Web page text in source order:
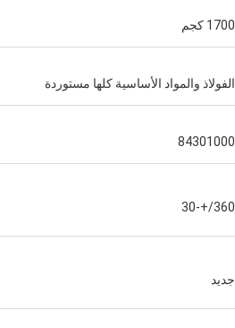
1700 كجم
الفولاذ والمواد الأساسية كلها مستوردة
84301000
360/+-30
جديد